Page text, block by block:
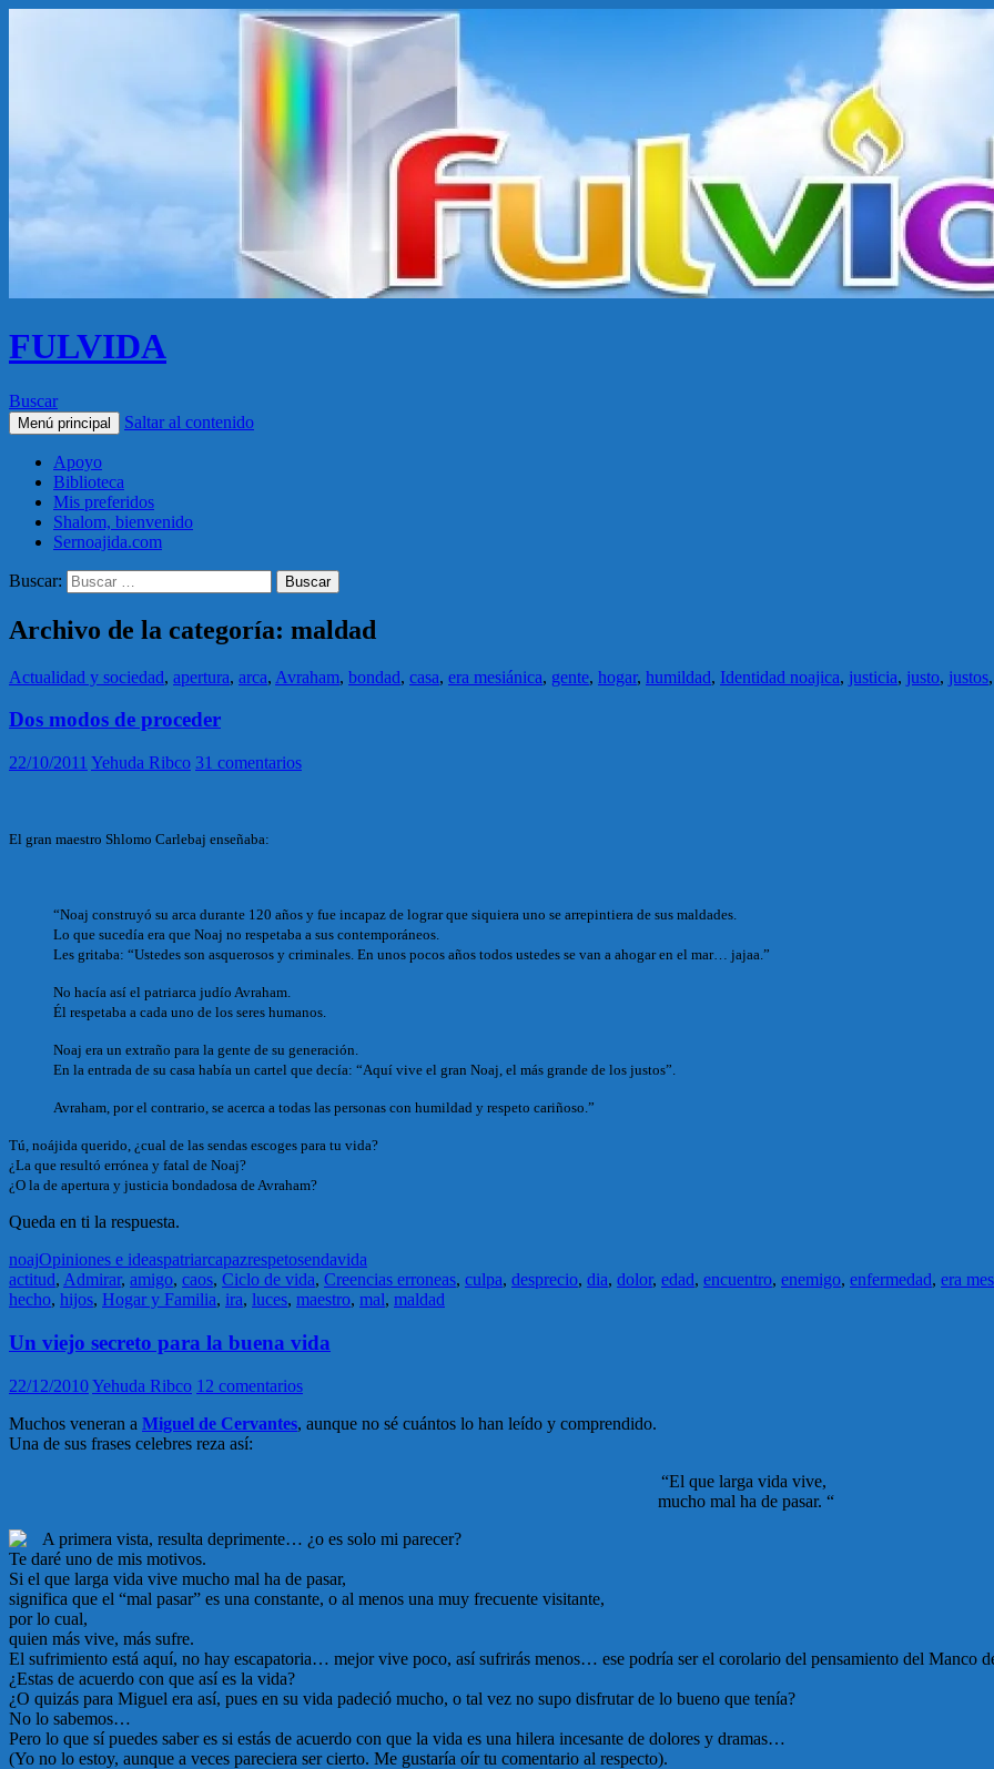
FULVIDA
Buscar
Menú principal Saltar al contenido
Apoyo
Biblioteca
Mis preferidos
Shalom, bienvenido
Sernoajida.com
Buscar:
Archivo de la categoría: maldad
Actualidad y sociedad, apertura, arca, Avraham, bondad, casa, era mesiánica, gente, hogar, humildad, Identidad noajica, justicia, justo, justos,
Dos modos de proceder
22/10/2011 Yehuda Ribco 31 comentarios
El gran maestro Shlomo Carlebaj enseñaba:
“Noaj construyó su arca durante 120 años y fue incapaz de lograr que siquiera uno se arrepintiera de sus maldades.
Lo que sucedía era que Noaj no respetaba a sus contemporáneos.
Les gritaba: “Ustedes son asquerosos y criminales. En unos pocos años todos ustedes se van a ahogar en el mar… jajaa.”
No hacía así el patriarca judío Avraham.
Él respetaba a cada uno de los seres humanos.
Noaj era un extraño para la gente de su generación.
En la entrada de su casa había un cartel que decía: “Aquí vive el gran Noaj, el más grande de los justos”.
Avraham, por el contrario, se acerca a todas las personas con humildad y respeto cariñoso.”
Tú, noájida querido, ¿cual de las sendas escoges para tu vida?
¿La que resultó errónea y fatal de Noaj?
¿O la de apertura y justicia bondadosa de Avraham?
Queda en ti la respuesta.
noajOpiniones e ideaspatriarcapazrespetosendavida
actitud, Admirar, amigo, caos, Ciclo de vida, Creencias erroneas, culpa, desprecio, dia, dolor, edad, encuentro, enemigo, enfermedad, era
hecho, hijos, Hogar y Familia, ira, luces, maestro, mal, maldad
Un viejo secreto para la buena vida
22/12/2010Yehuda Ribco 12 comentarios
Muchos veneran a Miguel de Cervantes, aunque no sé cuántos lo han leído y comprendido.
Una de sus frases celebres reza así:
“El que larga vida vive,
mucho mal ha de pasar. “
A primera vista, resulta deprimente… ¿o es solo mi parecer?
Te daré uno de mis motivos.
Si el que larga vida vive mucho mal ha de pasar,
significa que el “mal pasar” es una constante, o al menos una muy frecuente visitante,
por lo cual,
quien más vive, más sufre.
El sufrimiento está aquí, no hay escapatoria… mejor vive poco, así sufrirás menos… ese podría ser el corolario del pensamiento del Manco
¿Estas de acuerdo con que así es la vida?
¿O quizás para Miguel era así, pues en su vida padeció mucho, o tal vez no supo disfrutar de lo bueno que tenía?
No lo sabemos…
Pero lo que sí puedes saber es si estás de acuerdo con que la vida es una hilera incesante de dolores y dramas…
(Yo no lo estoy, aunque a veces pareciera ser cierto. Me gustaría oír tu comentario al respecto).